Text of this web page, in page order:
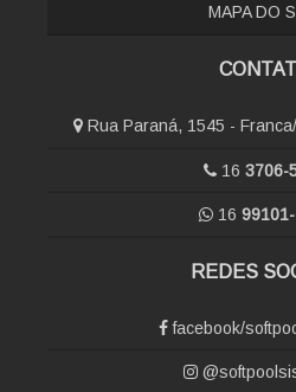
MAPA DO
Rua Paraná, 1545 -
16 3706-
16
REDES
facebook/